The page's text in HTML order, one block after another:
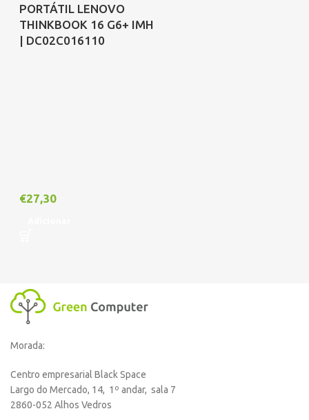
PORTÁTIL LENOVO
THINKBOOK 16 G6+ IMH
| DC02C016110
€27,30
Morada:
Centro empresarial Black Space
Largo do Mercado, 14, 1º andar, sala 7
2860-052 Alhos Vedros